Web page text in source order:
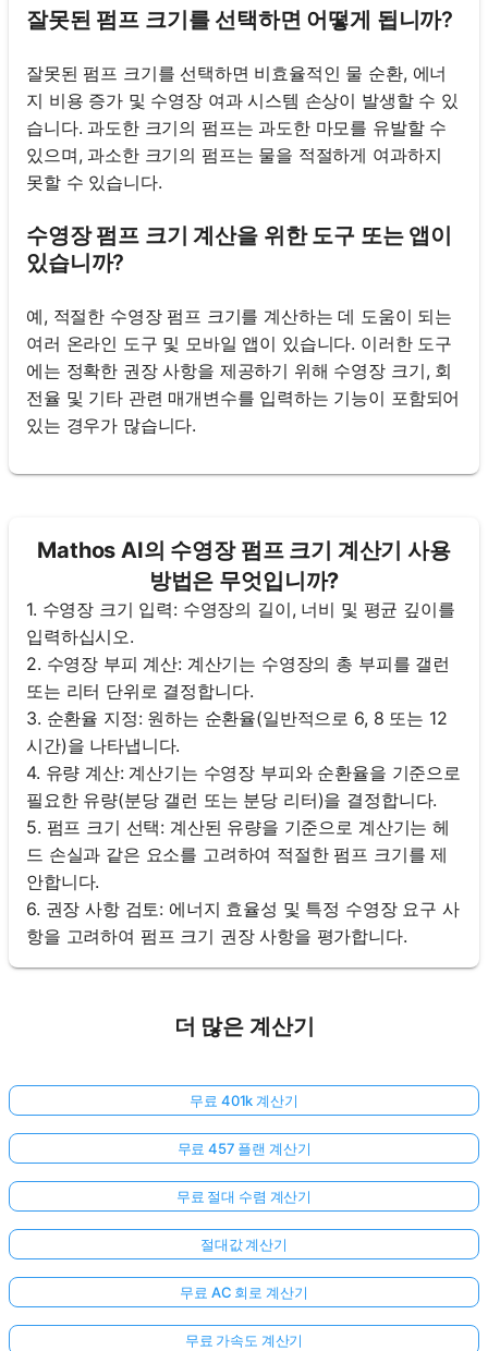
잘못된 펌프 크기를 선택하면 어떻게 됩니까?
잘못된 펌프 크기를 선택하면 비효율적인 물 순환, 에너
지 비용 증가 및 수영장 여과 시스템 손상이 발생할 수 있
습니다. 과도한 크기의 펌프는 과도한 마모를 유발할 수
있으며, 과소한 크기의 펌프는 물을 적절하게 여과하지
못할 수 있습니다.
수영장 펌프 크기 계산을 위한 도구 또는 앱이
있습니까?
예, 적절한 수영장 펌프 크기를 계산하는 데 도움이 되는
여러 온라인 도구 및 모바일 앱이 있습니다. 이러한 도구
에는 정확한 권장 사항을 제공하기 위해 수영장 크기, 회
전율 및 기타 관련 매개변수를 입력하는 기능이 포함되어
있는 경우가 많습니다.
Mathos AI의 수영장 펌프 크기 계산기 사용
방법은 무엇입니까?
1. 수영장 크기 입력: 수영장의 길이, 너비 및 평균 깊이를
입력하십시오.
2. 수영장 부피 계산: 계산기는 수영장의 총 부피를 갤런
또는 리터 단위로 결정합니다.
3. 순환율 지정: 원하는 순환율(일반적으로 6, 8 또는 12
시간)을 나타냅니다.
4. 유량 계산: 계산기는 수영장 부피와 순환율을 기준으로
필요한 유량(분당 갤런 또는 분당 리터)을 결정합니다.
5. 펌프 크기 선택: 계산된 유량을 기준으로 계산기는 헤
드 손실과 같은 요소를 고려하여 적절한 펌프 크기를 제
안합니다.
6. 권장 사항 검토: 에너지 효율성 및 특정 수영장 요구 사
항을 고려하여 펌프 크기 권장 사항을 평가합니다.
더 많은 계산기
무료 401k 계산기
무료 457 플랜 계산기
무료 절대 수렴 계산기
절대값 계산기
무료 AC 회로 계산기
무료 가속도 계산기